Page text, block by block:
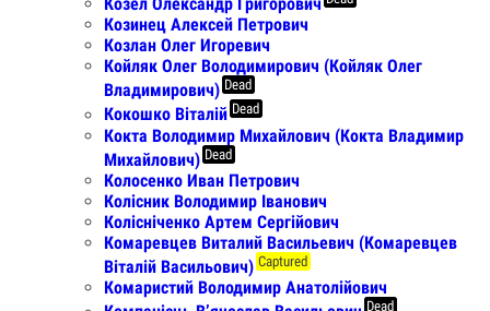
Козинец Алексей Петрович
Козлан Олег Игоревич
Койляк Олег Володимирович (Койляк Олег
Владимирович) Dead
Кокошко Віталій Dead
Кокта Володимир Михайлович (Кокта Владимир
Михайлович) Dead
Колосенко Иван Петрович
Колісник Володимир Іванович
Колісніченко Артем Сергійович
Комаревцев Виталий Васильевич (Комаревцев
Віталій Васильович) Captured
Комаристий Володимир Анатолійович
Dead